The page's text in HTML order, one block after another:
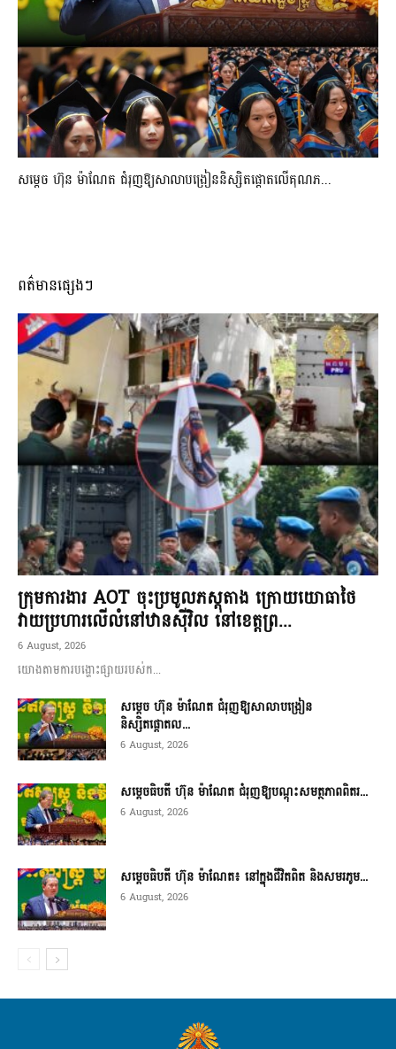
សម្តេច ហ៊ុន ម៉ាណែត ជំរុញឱ្យសាលាបង្រៀននិស្សិតផ្តោតលើគុណភ...
ពត៌មានផ្សេងៗ
ក្រុមការងារ AOT ចុះប្រមូលភស្តុតាង ក្រោយយោធាថៃ
វាយប្រហារលើលំនៅឋានស៊ីវិល នៅខេត្តព្រ...
6 August, 2026
យោងតាមការបង្ហោះផ្សាយរបស់ក...
សម្តេច ហ៊ុន ម៉ាណែត ជំរុញឱ្យសាលាបង្រៀន
និស្សិតផ្តោតល...
6 August, 2026
សម្តេចធិបតី ហ៊ុន ម៉ាណែត ជំរុញឱ្យបណ្តុះសមត្ថភាពពិតរ...
6 August, 2026
សម្តេចធិបតី ហ៊ុន ម៉ាណែត៖ នៅក្នុងជីវិតពិត និងសមរភូម...
6 August, 2026